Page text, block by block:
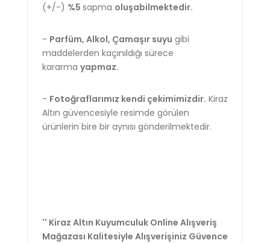
(+/-) %5 sapma oluşabilmektedir.
- Parfüm, Alkol, Çamaşır suyu gibi
maddelerden kaçınıldığı sürece
kararma yapmaz.
- Fotoğraflarımız kendi çekimimizdir. Kiraz
Altın güvencesiyle resimde görülen
ürünlerin bire bir aynısı gönderilmektedir.
'' Kiraz Altın Kuyumculuk Online Alışveriş
Mağazası Kalitesiyle Alışverişiniz Güvence